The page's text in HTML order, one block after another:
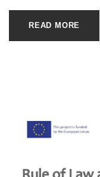
READ MORE